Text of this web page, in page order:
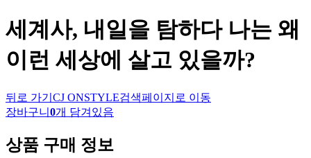
세계사, 내일을 탐하다 나는 왜
이런 세상에 살고 있을까?
뒤로 가기 CJ ONSTYLE검색페이지로 이동
장바구니 0개 담겨있음
상품 구매 정보